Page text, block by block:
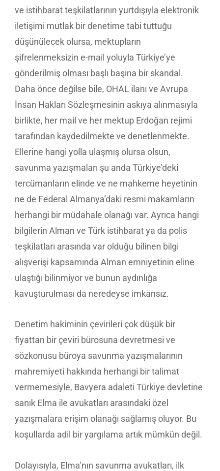
ve istihbarat teşkilatlarının yurtdışıyla elektronik
iletişimi mutlak bir denetime tabi tuttuğu
düşünülecek olursa, mektupların
şifrelenmeksizin e-mail yoluyla Türkiye’ye
gönderilmiş olması başlı başına bir skandal.
Daha önce değilse bile, OHAL ilanı ve Avrupa
İnsan Hakları Sözleşmesinin askıya alınmasıyla
birlikte, her mail ve her mektup Erdoğan rejimi
tarafından kaydedilmekte ve denetlenmekte.
Ellerine hangi yolla ulaşmış olursa olsun,
savunma yazışmaları şu anda Türkiye’deki
tercümanların elinde ve ne mahkeme heyetinin
ne de Federal Almanya’daki resmi makamların
herhangi bir müdahale olanağı var. Ayrıca hangi
bilgilerin Alman ve Türk istihbarat ya da polis
teşkilatları arasında var olduğu bilinen bilgi
alışverişi kapsamında Alman emniyetinin eline
ulaştığı bilinmiyor ve bunun aydınlığa
kavuşturulması da neredeyse imkansız.
Denetim hakiminin çevirileri çok düşük bir
fiyattan bir çeviri bürosuna devretmesi ve
sözkonusu büroya savunma yazışmalarının
mahremiyeti hakkında herhangi bir talimat
vermemesiyle, Bavyera adaleti Türkiye devletine
sanık Elma ile avukatları arasındaki özel
yazışmalara erişim olanağı sağlamış oluyor. Bu
koşullarda adil bir yargılama artık mümkün değil.
Dolayısıyla, Elma’nın savunma avukatları, ilk